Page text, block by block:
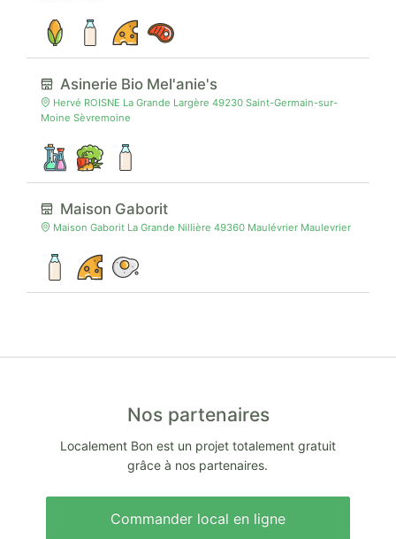
Asinerie Bio Mel'anie's
Hervé ROISNE La Grande Largère 49230 Saint-Germain-sur-
Moine Sèvremoine
Maison Gaborit
Maison Gaborit La Grande Nillière 49360 Maulévrier Maulevrier
Nos partenaires
Localement Bon est un projet totalement gratuit
grâce à nos partenaires.
Commander local en ligne